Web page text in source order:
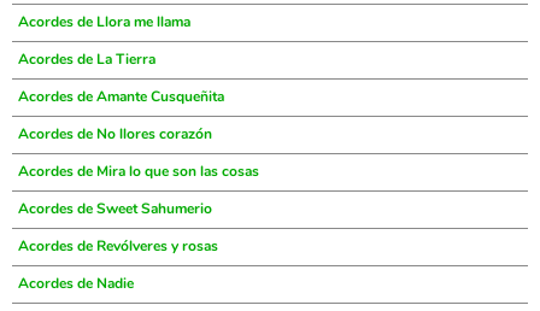
Acordes de Llora me llama
Acordes de La Tierra
Acordes de Amante Cusqueñita
Acordes de No llores corazón
Acordes de Mira lo que son las cosas
Acordes de Sweet Sahumerio
Acordes de Revólveres y rosas
Acordes de Nadie